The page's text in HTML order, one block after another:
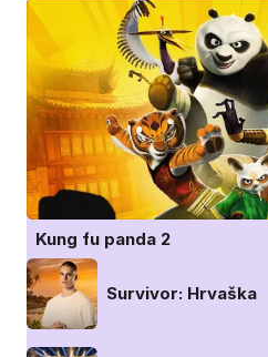
Kung fu panda 2
Survivor: Hrvaška